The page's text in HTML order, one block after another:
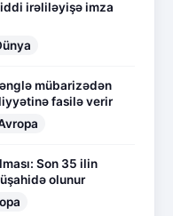
irəliləyişə imza
mübarizədən
fasilə verir
Son 35 ilin
olunur